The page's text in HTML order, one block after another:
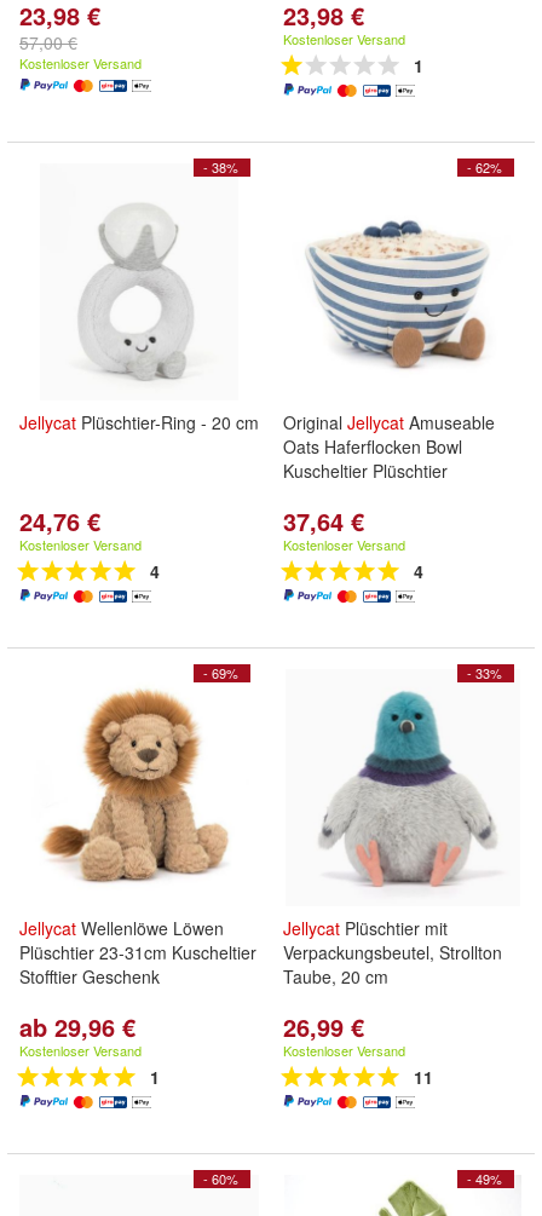
23,98 €
57,00 €
Kostenloser Versand
23,98 €
Kostenloser Versand
1
- 38%
Jellycat Plüschtier-Ring - 20 cm
24,76 €
Kostenloser Versand
4
- 62%
Original Jellycat Amuseable
Oats Haferflocken Bowl
Kuscheltier Plüschtier
37,64 €
Kostenloser Versand
4
- 69%
Jellycat Wellenlöwe Löwen
Plüschtier 23-31cm Kuscheltier
Stofftier Geschenk
ab 29,96 €
Kostenloser Versand
1
- 33%
Jellycat Plüschtier mit
Verpackungsbeutel, Strollton
Taube, 20 cm
26,99 €
Kostenloser Versand
11
- 60% - 49%